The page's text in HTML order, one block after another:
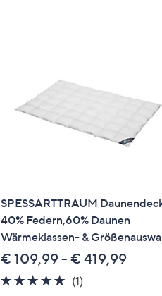
SPESSARTTRAUM
40% Federn,60% Daunen
Wärmeklassen- &
€ 109,99 - € 419,99
5.0
(1)